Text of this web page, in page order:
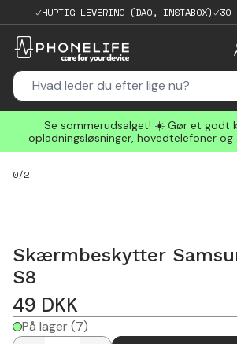
HURTIG LEVERING (DAO, INSTABOX) 30
Se sommerudsalget! ☀️ Gør et godt
opladningsløsninger, hovedtelefoner
0/2
Skærmbeskytter
S8
49 DKK
På lager(7)